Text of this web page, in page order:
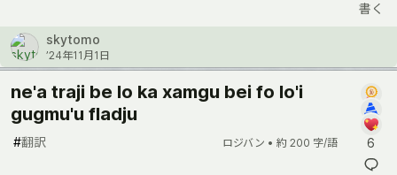
書く
skytomo
’24年11月1日
ne'a traji be lo ka xamgu bei fo lo'i
gugmu'u fladju
#翻訳 ロジバン • 約 200 字/語 6